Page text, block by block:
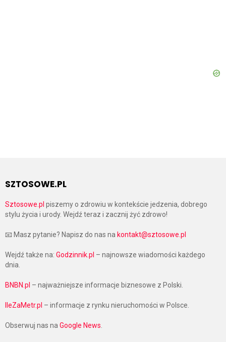
SZTOSOWE.PL
Sztosowe.pl piszemy o zdrowiu w kontekście jedzenia, dobrego
stylu życia i urody. Wejdź teraz i zacznij żyć zdrowo!
📧 Masz pytanie? Napisz do nas na kontakt@sztosowe.pl
Wejdź także na: Godzinnik.pl – najnowsze wiadomości każdego
dnia.
BNBN.pl – najważniejsze informacje biznesowe z Polski.
IleZaMetr.pl – informacje z rynku nieruchomości w Polsce.
Obserwuj nas na Google News